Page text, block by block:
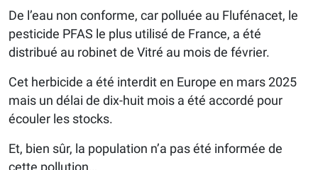
De l’eau non conforme, car polluée au Flufénacet, le
pesticide PFAS le plus utilisé de France, a été
distribué au robinet de Vitré au mois de février.
Cet herbicide a été interdit en Europe en mars 2025
mais un délai de dix-huit mois a été accordé pour
écouler les stocks.
Et, bien sûr, la population n’a pas été informée de
cette pollution…